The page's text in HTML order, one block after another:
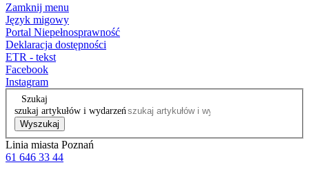
Zamknij menu
Język migowy
Portal Niepełnosprawność
Deklaracja dostępności
ETR - tekst
Facebook
Instagram
Szukaj
szukaj artykułów i wydarzeń
Wyszukaj
Linia miasta Poznań
61 646 33 44